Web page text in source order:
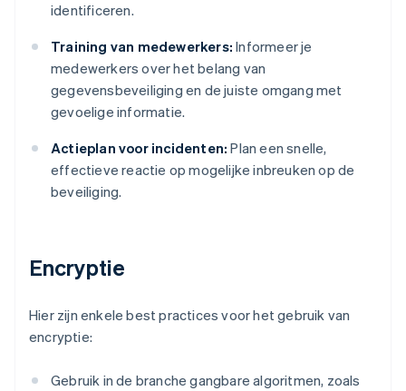
identificeren.
Training van medewerkers: Informeer je
medewerkers over het belang van
gegevensbeveiliging en de juiste omgang met
gevoelige informatie.
Actieplan voor incidenten: Plan een snelle,
effectieve reactie op mogelijke inbreuken op de
beveiliging.
Encryptie
Hier zijn enkele best practices voor het gebruik van
encryptie:
Gebruik in de branche gangbare algoritmen, zoals